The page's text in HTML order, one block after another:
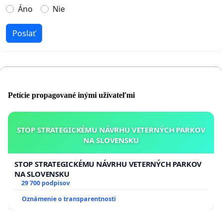
Áno
Nie
Poslať
Petície propagované inými užívateľmi
STOP STRATEGICKÉMU NÁVRHU VETERNÝCH PARKOV
NA SLOVENSKU
STOP STRATEGICKÉMU NÁVRHU VETERNÝCH PARKOV
NA SLOVENSKU
29 700 podpisov
Oznámenie o transparentnosti